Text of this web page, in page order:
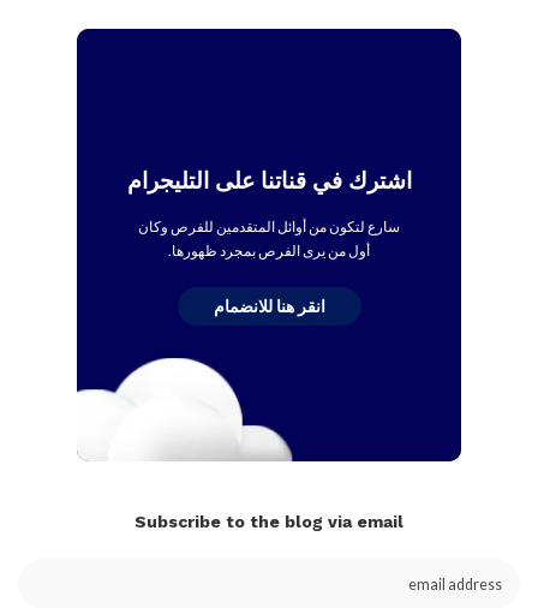
اشترك في قناتنا على التليجرام
سارع لتكون من أوائل المتقدمين للفرص وكان
أول من يرى الفرص بمجرد ظهورها.
انقر هنا للانضمام
Subscribe to the blog via email